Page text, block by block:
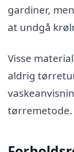
gardiner,
at undgå
Visse
aldrig
tørremetode.